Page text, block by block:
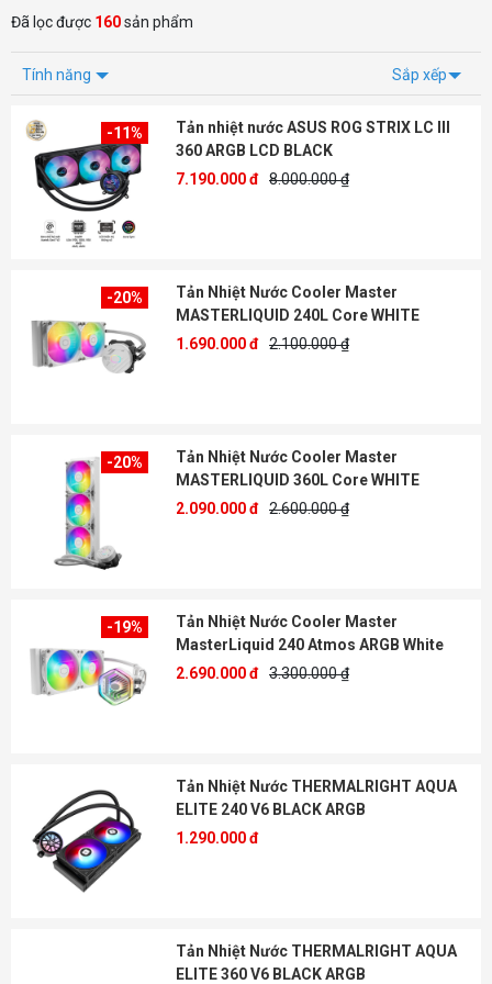
Đã lọc được 160sản phẩm
Tính năng Sắp xếp
-11%
Tản nhiệt nước ASUS ROG STRIX LC III
360 ARGB LCD BLACK
7.190.000 đ 8.000.000 ₫
-20%
Tản Nhiệt Nước Cooler Master
MASTERLIQUID 240L Core WHITE
1.690.000 đ 2.100.000 ₫
-20%
Tản Nhiệt Nước Cooler Master
MASTERLIQUID 360L Core WHITE
2.090.000 đ 2.600.000 ₫
-19%
Tản Nhiệt Nước Cooler Master
MasterLiquid 240 Atmos ARGB White
2.690.000 đ 3.300.000 ₫
Tản Nhiệt Nước THERMALRIGHT AQUA
ELITE 240 V6 BLACK ARGB
1.290.000 đ
Tản Nhiệt Nước THERMALRIGHT AQUA
ELITE 360 V6 BLACK ARGB